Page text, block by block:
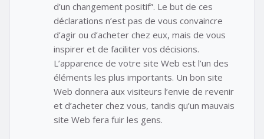
d’un changement positif”. Le but de ces
déclarations n’est pas de vous convaincre
d’agir ou d’acheter chez eux, mais de vous
inspirer et de faciliter vos décisions.
L’apparence de votre site Web est l’un des
éléments les plus importants. Un bon site
Web donnera aux visiteurs l’envie de revenir
et d’acheter chez vous, tandis qu’un mauvais
site Web fera fuir les gens.